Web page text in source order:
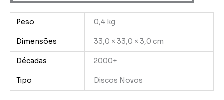
Peso 0,4 kg
Dimensões 33,0 × 33,0 × 3,0 cm
Décadas 2000+
Tipo Discos Novos